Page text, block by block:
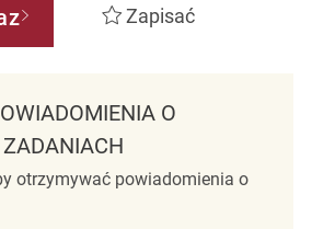
Zapisać
O
otrzymywać powiadomienia o